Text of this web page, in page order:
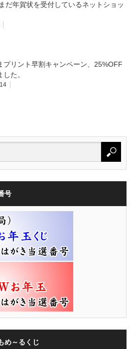
だ年賀状を受付しているネットショッ
プリント早割キャンペーン、25%OFF
した。
号
め～るくじ